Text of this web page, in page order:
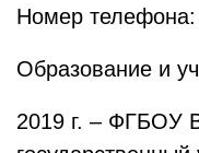
Номер
Образование и
2019 г. – ФГБОУ